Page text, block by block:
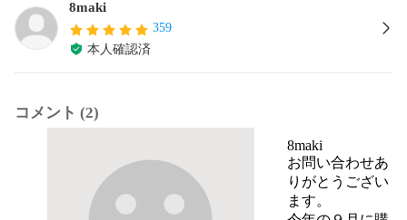
8maki
359
本人確認済
コメント (2)
8maki
お問い合わせあ
りがとうござい
ます。